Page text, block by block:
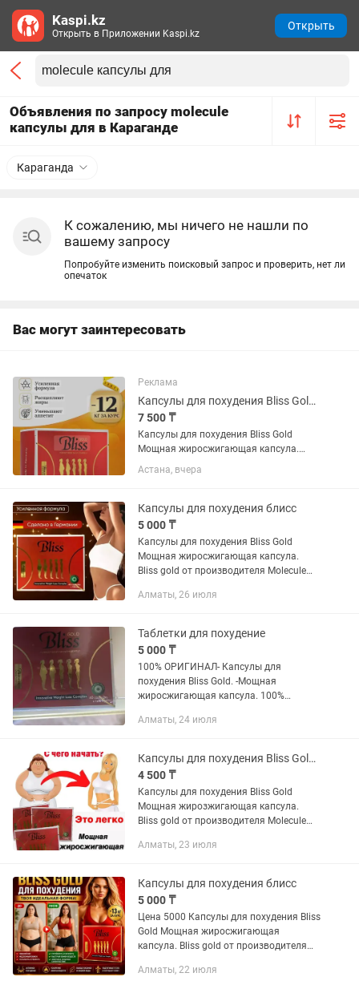
Объявления по запросу molecule
капсулы для в Караганде
Караганда
К сожалению, мы ничего не нашли по
вашему запросу
Попробуйте изменить поисковый запрос и проверить, нет ли
опечаток
Вас могут заинтересовать
Реклама
Капсулы для похудения Bliss Gold Мощная жиросжигающая капсула. Bliss gold
7 500 ₸
Капсулы для похудения Bliss Gold
Мощная жиросжигающая капсула.
Bliss gold от производителя Molecule
plus. Тот же самый состав что у
Формула Bliss gold основана на...
Астана, вчера
Капсулы для похудения блисс
5 000 ₸
Капсулы для похудения Bliss Gold
Мощная жиросжигающая капсула.
Bliss gold от производителя Molecule
Молекулы плюс только усиленный
Алматы, 26 июля
Таблетки для похудение
5 000 ₸
100% ОРИГИНАЛ- Капсулы для
похудения Bliss Gold. -Мощная
жиросжигающая капсула. 100%
Molecule plus. Тот же самый состав что
Алматы, 24 июля
Капсулы для похудения Bliss Gold Новинка!!!
4 500 ₸
Капсулы для похудения Bliss Gold
Мощная жирозжигающая капсула.
Bliss gold от производителя Molecule
Молекулы плюс только усиленный
Алматы, 23 июля
Капсулы для похудения блисс
5 000 ₸
Цена 5000 Капсулы для похудения Bliss
Gold Мощная жиросжигающая
капсула. Bliss gold от производителя
у Молекулы плюс только усиленный
Алматы, 22 июля
Kaspi.kz
Открыть в Приложении Kaspi.kz
Открыть